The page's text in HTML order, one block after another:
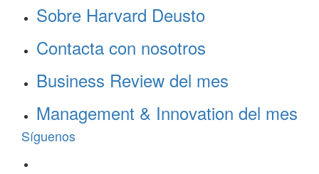
Sobre Harvard Deusto
Contacta con nosotros
Business Review del mes
Management & Innovation del mes
Síguenos